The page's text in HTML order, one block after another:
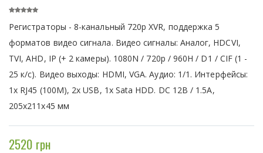
Регистраторы - 8-канальный 720p XVR, поддержка 5
форматов видео сигнала. Видео сигналы: Аналог, HDCVI,
TVI, AHD, IP (+ 2 камеры). 1080N / 720p / 960H / D1 / CIF (1 -
25 к/с). Видео выходы: HDMI, VGA. Аудио: 1/1. Интерфейсы:
1x RJ45 (100M), 2x USB, 1x Sata HDD. DC 12В / 1.5А,
205x211x45 мм
2520 грн